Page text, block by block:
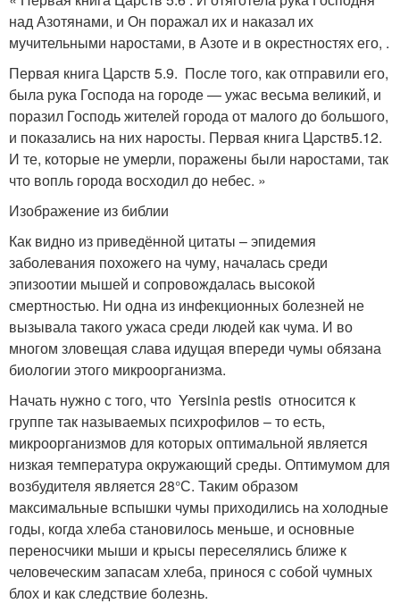
над Азотянами, и Он поражал их и наказал их
мучительными наростами, в Азоте и в окрестностях его, .
Первая книга Царств 5.9. После того, как отправили его,
была рука Господа на городе — ужас весьма великий, и
поразил Господь жителей города от малого до большого,
и показались на них наросты. Первая книга Царств5.12.
И те, которые не умерли, поражены были наростами, так
что вопль города восходил до небес. »
Изображение из библии
Как видно из приведённой цитаты – эпидемия
заболевания похожего на чуму, началась среди
эпизоотии мышей и сопровождалась высокой
смертностью. Ни одна из инфекционных болезней не
вызывала такого ужаса среди людей как чума. И во
многом зловещая слава идущая впереди чумы обязана
биологии этого микроорганизма.
Начать нужно с того, что Yersinia pestis относится к
группе так называемых психрофилов – то есть,
микроорганизмов для которых оптимальной является
низкая температура окружающий среды. Оптимумом для
возбудителя является 28°С. Таким образом
максимальные вспышки чумы приходились на холодные
годы, когда хлеба становилось меньше, и основные
переносчики мыши и крысы переселялись ближе к
человеческим запасам хлеба, принося с собой чумных
блох и как следствие болезнь.